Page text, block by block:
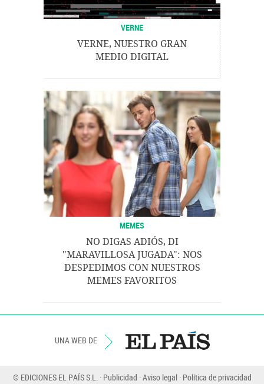
VERNE
VERNE, NUESTRO GRAN
MEDIO DIGITAL
MEMES
NO DIGAS ADIÓS, DI
"MARAVILLOSA JUGADA": NOS
DESPEDIMOS CON NUESTROS
MEMES FAVORITOS
UNA WEB DE
© EDICIONES EL PAÍS S.L. Publicidad Aviso legal Política de privacidad